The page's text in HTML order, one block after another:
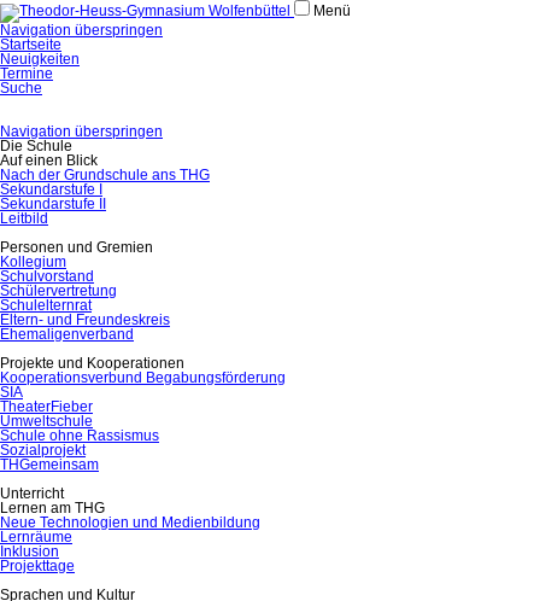
Menü
Navigation überspringen
Startseite
Neuigkeiten
Termine
Suche
Navigation überspringen
Die Schule
Auf einen Blick
Nach der Grundschule ans THG
Sekundarstufe I
Sekundarstufe II
Leitbild
Personen und Gremien
Kollegium
Schulvorstand
Schülervertretung
Schulelternrat
Eltern- und Freundeskreis
Ehemaligenverband
Projekte und Kooperationen
Kooperationsverbund Begabungsförderung
SIA
TheaterFieber
Umweltschule
Schule ohne Rassismus
Sozialprojekt
THGemeinsam
Unterricht
Lernen am THG
Neue Technologien und Medienbildung
Lernräume
Inklusion
Projekttage
Sprachen und Kultur